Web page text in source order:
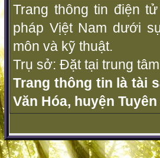
Trang thông tin điện
pháp Vịệt Nam dưới
môn và kỹ thuật.
Trụ sở: Đặt tại trung
Trang thông tin là tài
Văn Hóa, huyện